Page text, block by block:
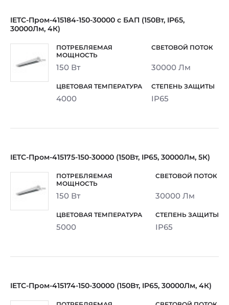
IETC-Пром-415184-150-30000 с БАП (150Вт, IP65,
30000Лм, 4К)
150 Вт 30000 Лм
4000 IP65
IETC-Пром-415175-150-30000 (150Вт, IP65, 30000Лм, 5К)
150 Вт 30000 Лм
5000 IP65
IETC-Пром-415174-150-30000 (150Вт, IP65, 30000Лм, 4К)